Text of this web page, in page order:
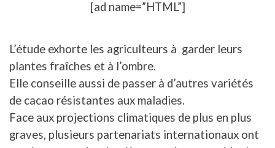
[ad name=”HTML”]
L’étude exhorte les agriculteurs à garder leurs
plantes fraîches et à l’ombre.
Elle conseille aussi de passer à d’autres variétés
de cacao résistantes aux maladies.
Face aux projections climatiques de plus en plus
graves, plusieurs partenariats internationaux ont